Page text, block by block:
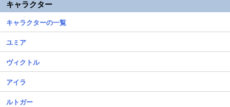
キャラクター
キャラクターの一覧
ユミア
ヴィクトル
アイラ
ルトガー